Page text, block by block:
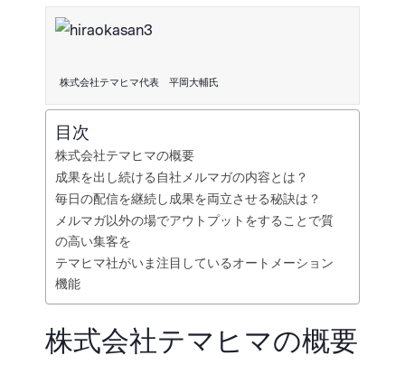
株式会社テマヒマ代表 平岡大輔氏
目次
株式会社テマヒマの概要
成果を出し続ける自社メルマガの内容とは？
毎日の配信を継続し成果を両立させる秘訣は？
メルマガ以外の場でアウトプットをすることで質
の高い集客を
テマヒマ社がいま注目しているオートメーション
機能
株式会社テマヒマの概要